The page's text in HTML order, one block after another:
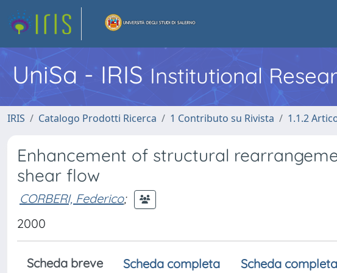
UniSa - IRIS Institutional
IRIS Catalogo Prodotti Ricerca 1 Contributo su Rivista 1.1.2
Enhancement of structural
shear flow
CORBERI, Federico;
2000
Scheda breve Scheda completa Scheda